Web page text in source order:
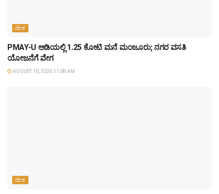
ದೇಶ
PMAY-U ಅಡಿಯಲ್ಲಿ 1.25 ಕೋಟಿ ಮನೆ ಮಂಜೂರು; ನಗರ ವಸತಿ
ಯೋಜನೆಗೆ ವೇಗ
AUGUST 10, 2026 11:08 AM
ದೇಶ